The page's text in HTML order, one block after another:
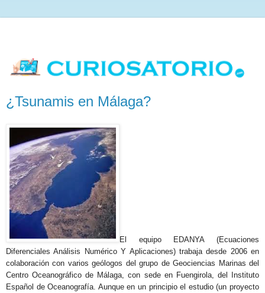
¿Tsunamis en Málaga?
El equipo EDANYA (Ecuaciones
Diferenciales Análisis Numérico Y Aplicaciones) trabaja desde 2006 en
colaboración con varios geólogos del grupo de Geociencias Marinas del
Centro Oceanográfico de Málaga, con sede en Fuengirola, del
Instituto
Español de Oceanografía. Aunque en un principio el estudio (un proyecto